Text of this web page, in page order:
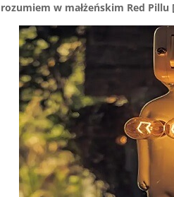
w małżeńskim Red Pillu